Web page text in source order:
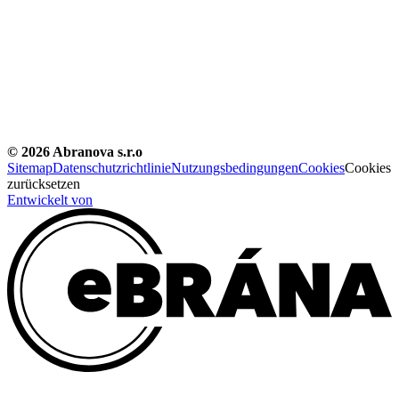
© 2026 Abranova s.r.o
SitemapDatenschutzrichtlinieNutzungsbedingungenCookiesCookies
zurücksetzen
Entwickelt von